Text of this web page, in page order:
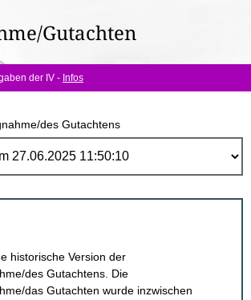
Gutachten
der IV - Infos
des Gutachtens
historische Version der
des Gutachtens. Die
das Gutachten wurde inzwischen